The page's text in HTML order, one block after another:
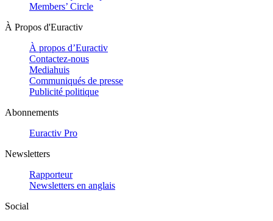
Members’ Circle
À Propos d'Euractiv
À propos d’Euractiv
Contactez-nous
Mediahuis
Communiqués de presse
Publicité politique
Abonnements
Euractiv Pro
Newsletters
Rapporteur
Newsletters en anglais
Social